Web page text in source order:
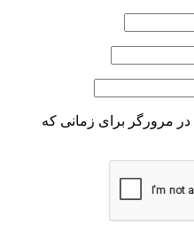
در مرورگر برای زمانی که